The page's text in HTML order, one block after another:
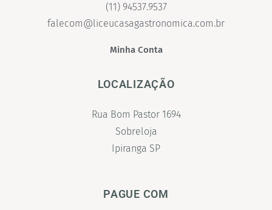
(11) 94537.9537
falecom@liceucasagastronomica.com.br
Minha Conta
LOCALIZAÇÃO
Rua Bom Pastor 1694
Sobreloja
Ipiranga SP
PAGUE COM